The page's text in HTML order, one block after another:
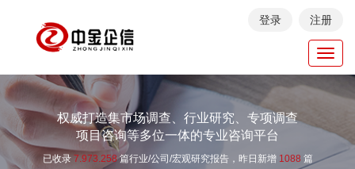
登录 注册
权威打造集市场调查、行业研究、专项调查
项目咨询等多位一体的专业咨询平台
已收录 7.973.258篇行业/公司/宏观研究报告，昨日新增 1088 篇